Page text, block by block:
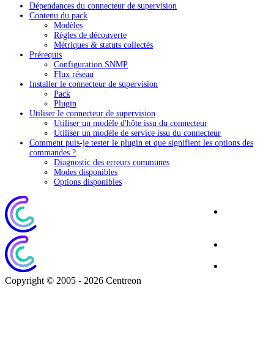
Dépendances du connecteur de supervision
Contenu du pack
Modèles
Règles de découverte
Métriques & statuts collectés
Prérequis
Configuration SNMP
Flux réseau
Installer le connecteur de supervision
Pack
Plugin
Utiliser le connecteur de supervision
Utiliser un modèle d'hôte issu du connecteur
Utiliser un modèle de service issu du connecteur
Comment puis-je tester le plugin et que signifient les options des
commandes ?
Diagnostic des erreurs communes
Modes disponibles
Options disponibles
Copyright © 2005 - 2026 Centreon